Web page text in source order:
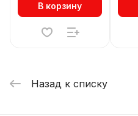
В корзину
Назад к списку